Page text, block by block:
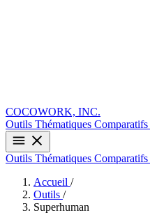
COCOWORK, INC.
Outils Thématiques Comparatifs
Outils Thématiques Comparatifs
Accueil /
Outils /
Superhuman